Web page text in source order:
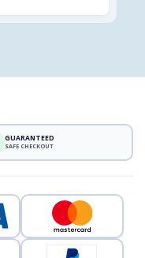
GUARANTEED
SAFE CHECKOUT